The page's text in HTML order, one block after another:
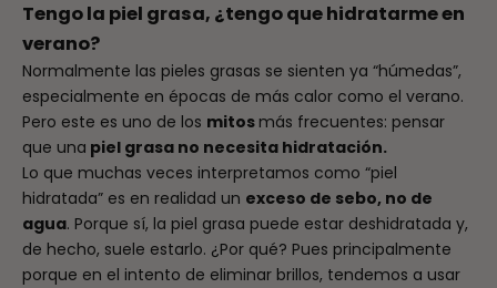
Tengo la piel grasa, ¿tengo que hidratarme en
verano?
Normalmente las pieles grasas se sienten ya “húmedas”,
especialmente en épocas de más calor como el verano.
Pero este es uno de los mitosmás frecuentes: pensar
que una piel grasa no necesita hidratación.
Lo que muchas veces interpretamos como “piel
hidratada” es en realidad un exceso de sebo, no de
agua. Porque sí, la piel grasa puede estar deshidratada y,
de hecho, suele estarlo. ¿Por qué? Pues principalmente
porque en el intento de eliminar brillos, tendemos a usar